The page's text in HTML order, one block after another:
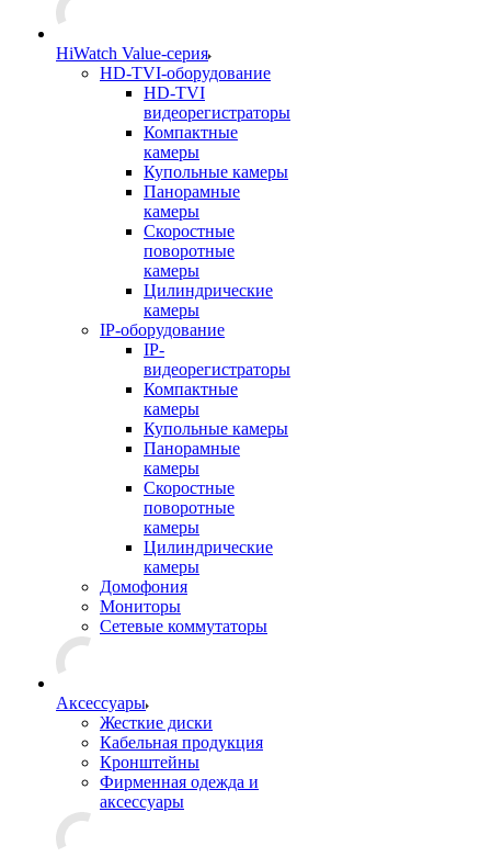
HiWatch Value-серия
HD-TVI-оборудование
HD-TVI
видеорегистраторы
Компактные
камеры
Купольные камеры
Панорамные
камеры
Скоростные
поворотные
камеры
Цилиндрические
камеры
IP-оборудование
IP-
видеорегистраторы
Компактные
камеры
Купольные камеры
Панорамные
камеры
Скоростные
поворотные
камеры
Цилиндрические
камеры
Домофония
Мониторы
Сетевые коммутаторы
Аксессуары
Жесткие диски
Кабельная продукция
Кронштейны
Фирменная одежда и
аксессуары